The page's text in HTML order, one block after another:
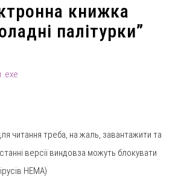
книжка
палітурки”
.exe
читання треба, на жаль, завантажити та
версії виндовза можуть блокувати
НЕМА)